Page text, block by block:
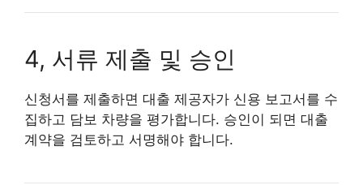
4, 서류 제출 및 승인
신청서를 제출하면 대출 제공자가 신용 보고서를 수
집하고 담보 차량을 평가합니다. 승인이 되면 대출
계약을 검토하고 서명해야 합니다.